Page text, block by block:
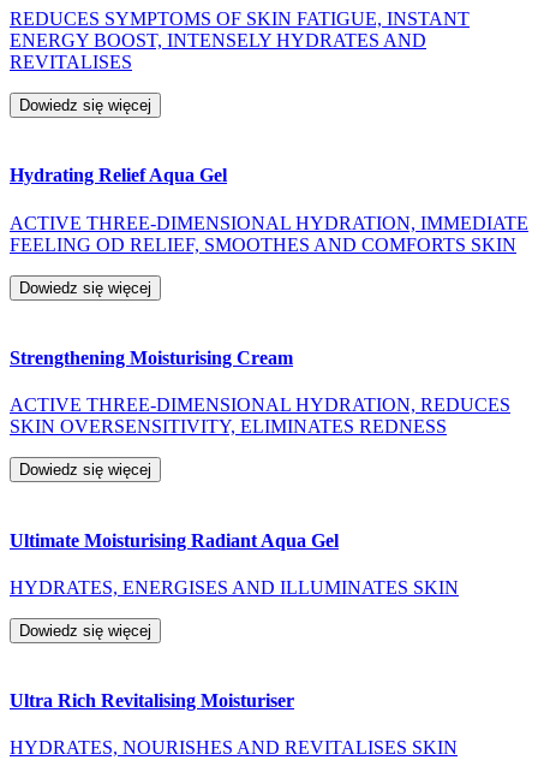
REDUCES SYMPTOMS OF SKIN FATIGUE, INSTANT
ENERGY BOOST, INTENSELY HYDRATES AND
REVITALISES
Dowiedz się więcej
Hydrating Relief Aqua Gel
ACTIVE THREE-DIMENSIONAL HYDRATION, IMMEDIATE
FEELING OD RELIEF, SMOOTHES AND COMFORTS SKIN
Dowiedz się więcej
Strengthening Moisturising Cream
ACTIVE THREE-DIMENSIONAL HYDRATION, REDUCES
SKIN OVERSENSITIVITY, ELIMINATES REDNESS
Dowiedz się więcej
Ultimate Moisturising Radiant Aqua Gel
HYDRATES, ENERGISES AND ILLUMINATES SKIN
Dowiedz się więcej
Ultra Rich Revitalising Moisturiser
HYDRATES, NOURISHES AND REVITALISES SKIN